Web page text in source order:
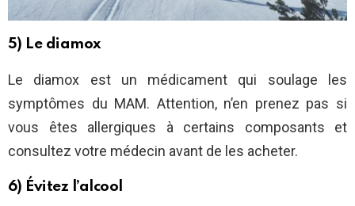
5) Le diamox
Le diamox est un médicament qui soulage les
symptômes du MAM. Attention, n’en prenez pas si
vous êtes allergiques à certains composants et
consultez votre médecin avant de les acheter.
6) Évitez l’alcool